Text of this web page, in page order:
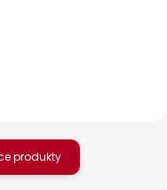
produkty